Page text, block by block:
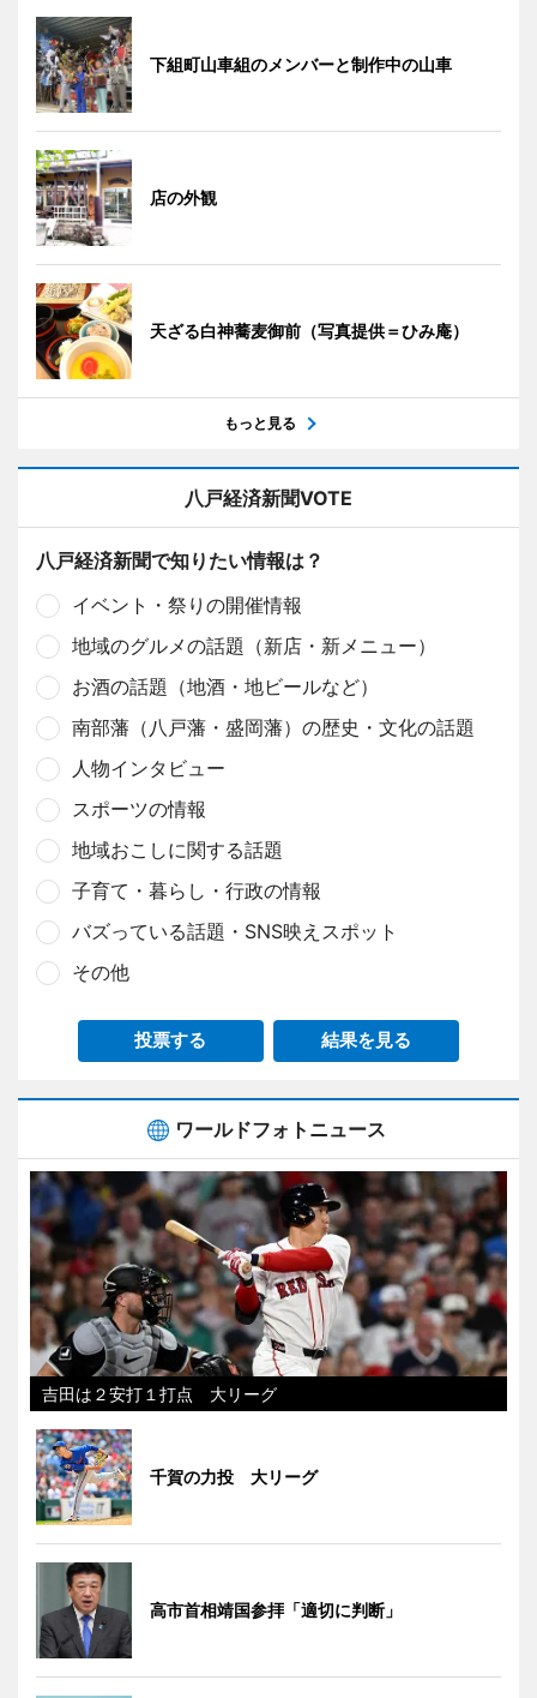
下組町山車組のメンバーと制作中の山車
店の外観
天ざる白神蕎麦御前（写真提供＝ひみ庵）
もっと見る
八戸経済新聞VOTE
八戸経済新聞で知りたい情報は？
イベント・祭りの開催情報
地域のグルメの話題（新店・新メニュー）
お酒の話題（地酒・地ビールなど）
南部藩（八戸藩・盛岡藩）の歴史・文化の話題
人物インタビュー
スポーツの情報
地域おこしに関する話題
子育て・暮らし・行政の情報
バズっている話題・SNS映えスポット
その他
投票する 結果を見る
ワールドフォトニュース
吉田は２安打１打点 大リーグ
千賀の力投 大リーグ
高市首相靖国参拝「適切に判断」